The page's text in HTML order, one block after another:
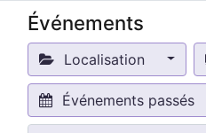
Événements
Localisation
Événements passés